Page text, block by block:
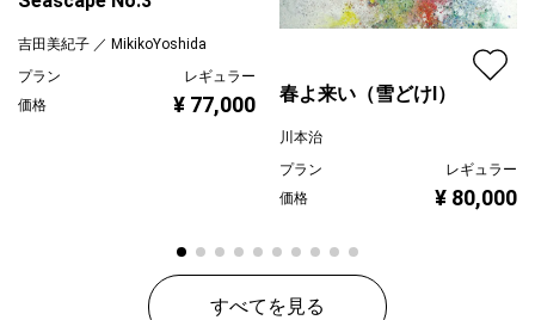
吉田美紀子 ／ MikikoYoshida
プラン
レギュラー
価格
¥ 77,000 春よ来い（雪どけⅠ）
川本治
プラン
レギュラー
価格
¥ 80,000
すべてを見る